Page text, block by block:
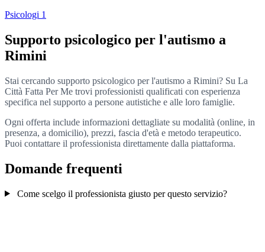
Psicologi 1
Supporto psicologico per l'autismo a
Rimini
Stai cercando supporto psicologico per l'autismo a Rimini? Su La
Città Fatta Per Me trovi professionisti qualificati con esperienza
specifica nel supporto a persone autistiche e alle loro famiglie.
Ogni offerta include informazioni dettagliate su modalità (online, in
presenza, a domicilio), prezzi, fascia d'età e metodo terapeutico.
Puoi contattare il professionista direttamente dalla piattaforma.
Domande frequenti
Come scelgo il professionista giusto per questo servizio?